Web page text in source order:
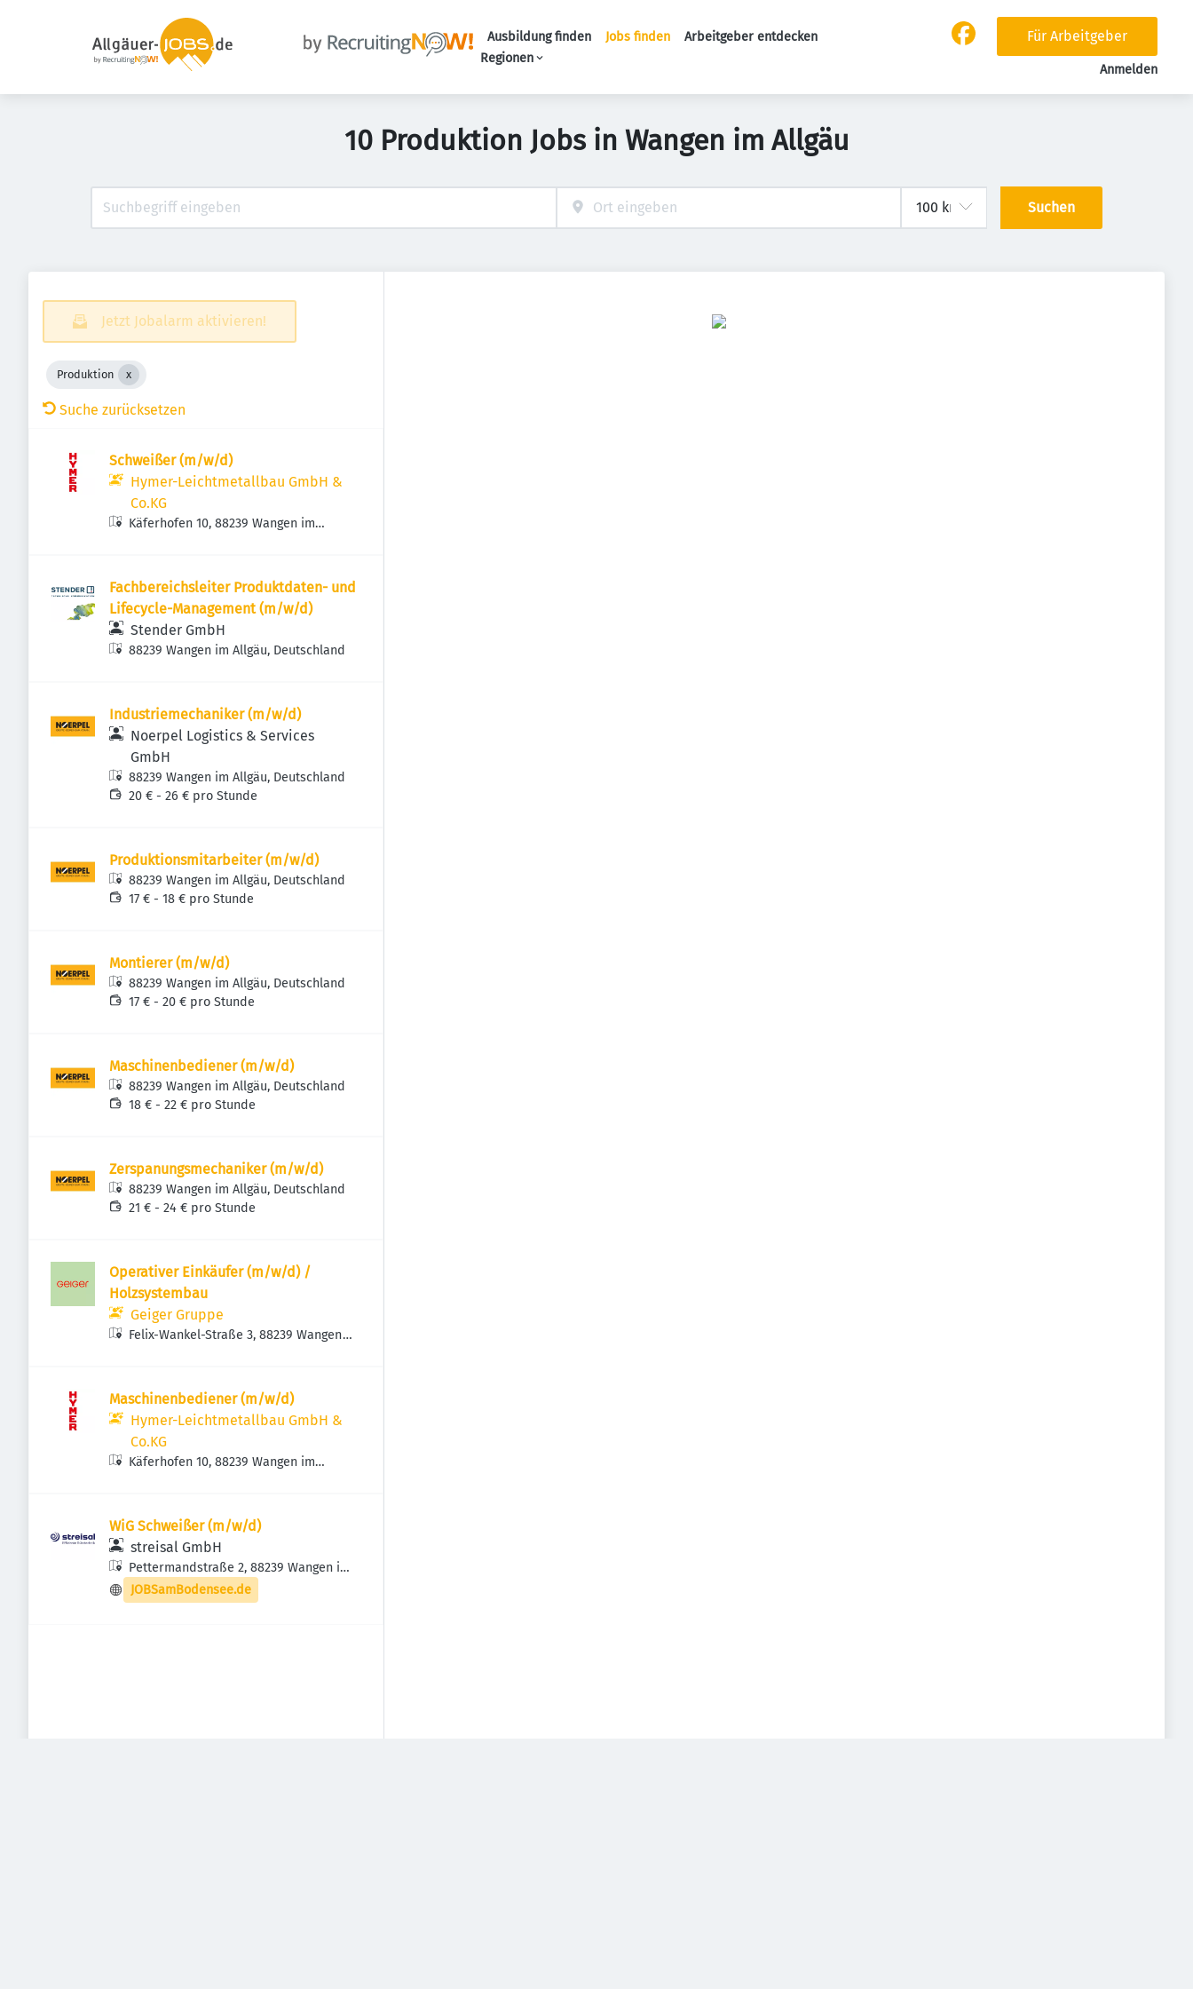
Ausbildung finden Jobs finden
Arbeitgeber entdecken
Regionen
Für Arbeitgeber
Anmelden
10 Produktion Jobs in Wangen im Allgäu
Suchen
Jetzt Jobalarm aktivieren!
Produktion
Suche zurücksetzen
Schweißer (m/w/d)
Hymer-Leichtmetallbau GmbH &
Co.KG
Käferhofen 10, 88239 Wangen im
Fachbereichsleiter Produktdaten- und
Lifecycle-Management (m/w/d)
Stender GmbH
88239 Wangen im Allgäu, Deutschland
Industriemechaniker (m/w/d)
Noerpel Logistics & Services
GmbH
88239 Wangen im Allgäu, Deutschland
20 € - 26 € pro Stunde
Produktionsmitarbeiter (m/w/d)
88239 Wangen im Allgäu, Deutschland
17 € - 18 € pro Stunde
Montierer (m/w/d)
88239 Wangen im Allgäu, Deutschland
17 € - 20 € pro Stunde
Maschinenbediener (m/w/d)
88239 Wangen im Allgäu, Deutschland
18 € - 22 € pro Stunde
Zerspanungsmechaniker (m/w/d)
88239 Wangen im Allgäu, Deutschland
21 € - 24 € pro Stunde
Operativer Einkäufer (m/w/d) /
Holzsystembau
Geiger Gruppe
Felix-Wankel-Straße 3, 88239 Wangen
Maschinenbediener (m/w/d)
Hymer-Leichtmetallbau GmbH &
Co.KG
Käferhofen 10, 88239 Wangen im
WiG Schweißer (m/w/d)
streisal GmbH
Pettermandstraße 2, 88239 Wangen im
Allgäu, Deutschland
JOBSamBodensee.de